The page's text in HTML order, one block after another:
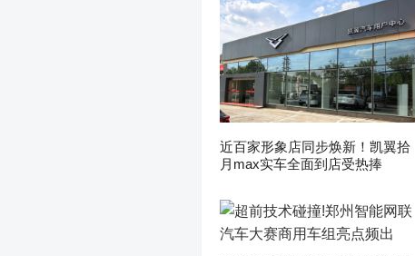
近百家形象店同步焕新！凯翼拾
月max实车全面到店受热捧